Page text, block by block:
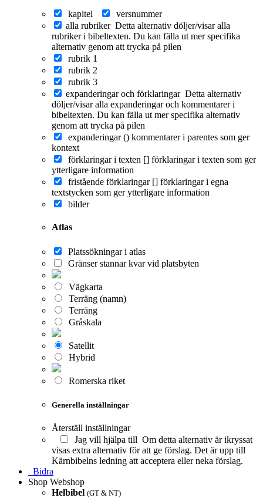
kapitel
versnummer
alla rubriker Detta alternativ döljer/visar alla
rubriker i bibeltexten. Du kan fälla ut mer specifika
alternativ genom att trycka på pilen
rubrik 1
rubrik 2
rubrik 3
expanderingar och förklaringar Detta alternativ
döljer/visar alla expanderingar och kommentarer i
bibeltexten. Du kan fälla ut mer specifika alternativ
genom att trycka på pilen
expanderingar () kommentarer i parentes som ger
kontext
förklaringar i texten [] förklaringar i texten som ger
ytterligare information
fristående förklaringar [] förklaringar i egna
textstycken som ger ytterligare information
bilder
Atlas
Platssökningar i atlas
Gränser stannar kvar vid platsbyten
Vägkarta
Terräng (namn)
Terräng
Gråskala
Satellit
Hybrid
Romerska riket
Generella inställningar
Återställ inställningar
Jag vill hjälpa till Om detta alternativ är ikryssat
visas extra alternativ för att ge förslag. Det är upp till
Kärnbibelns ledning att acceptera eller neka förslag.
Bidra
Shop Webshop
Helbibel (GT & NT)